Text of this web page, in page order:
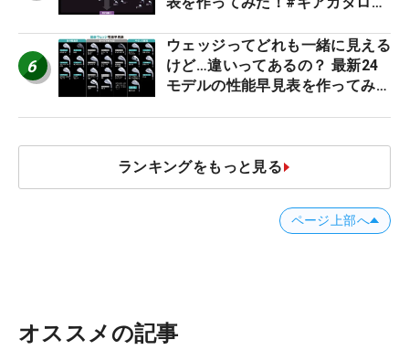
6
ウェッジってどれも一緒に見える
けど…違いってあるの？ 最新24
モデルの性能早見表を作ってみ
ランキングをもっと見る
ページ上部へ
オススメの記事